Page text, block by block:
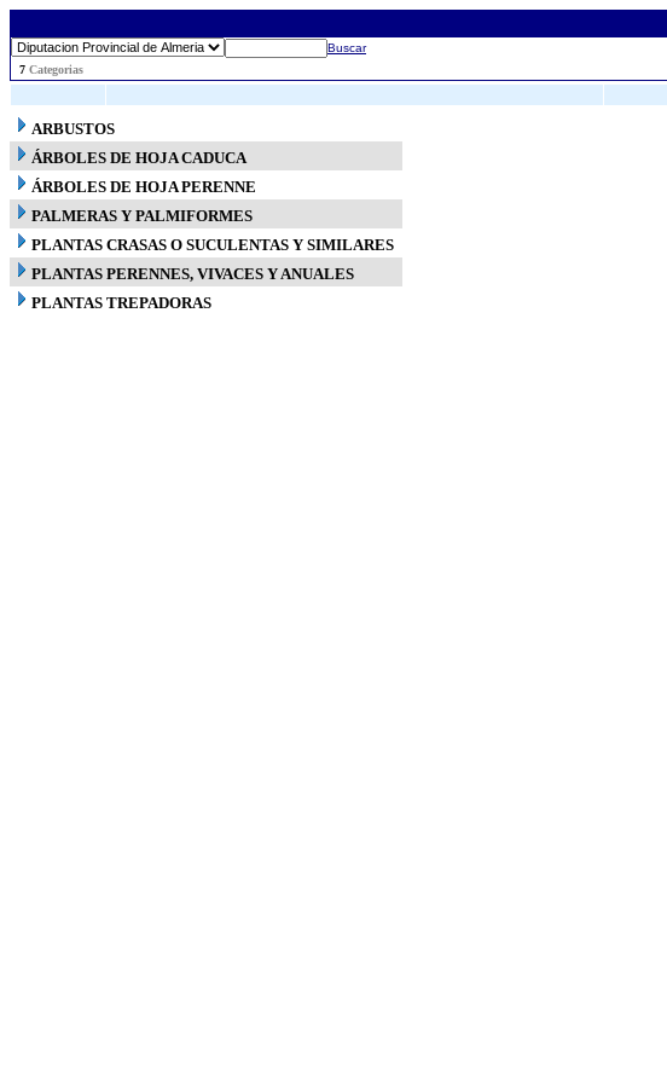
Buscar
7 Categorias
ARBUSTOS
ÁRBOLES DE HOJA CADUCA
ÁRBOLES DE HOJA PERENNE
PALMERAS Y PALMIFORMES
PLANTAS CRASAS O SUCULENTAS Y SIMILARES
PLANTAS PERENNES, VIVACES Y ANUALES
PLANTAS TREPADORAS